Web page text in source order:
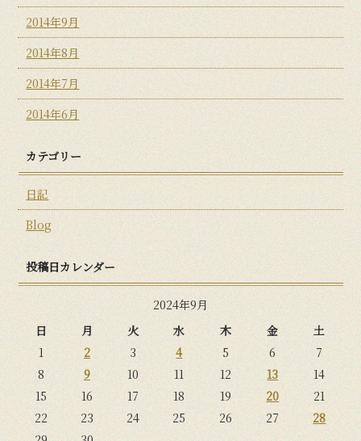
2014年9月
2014年8月
2014年7月
2014年6月
カテゴリー
日記
Blog
投稿日カレンダー
2024年9月
日
月 火 水 木 金
土
1
2 3 4 5 6
7
8
9 10 11 12 13
14
15
16 17 18 19 20
21
22
23 24 25 26 27
28